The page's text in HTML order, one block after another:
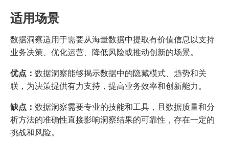
适用场景
数据洞察适用于需要从海量数据中提取有价值信息以支持
业务决策、优化运营、降低风险或推动创新的场景。
优点： 数据洞察能够揭示数据中的隐藏模式、趋势和关
联，为决策提供有力支持，提高业务效率和创新能力。
缺点： 数据洞察需要专业的技能和工具，且数据质量和分
析方法的准确性直接影响洞察结果的可靠性，存在一定的
挑战和风险。